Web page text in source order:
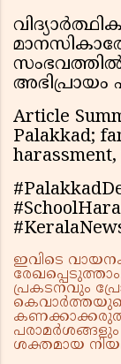
അഭിപ്രായം
Article
Palakkad;
ഇവിടെ
പ്രകടനവും
കണക്കാക്കരുത്.
ശക്തമായ